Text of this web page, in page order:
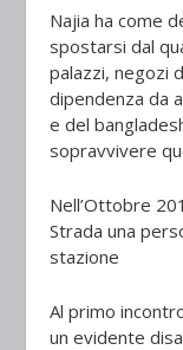
Najia ha come
spostarsi dal
palazzi, negozi
dipendenza da
e del
sopravvivere
Nell’Ottobre
Strada una
stazione
Al primo
un evidente